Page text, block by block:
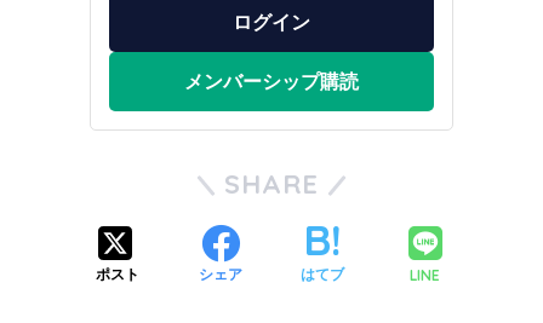
ログイン
メンバーシップ購読
SHARE
ポスト シェア はてブ LINE